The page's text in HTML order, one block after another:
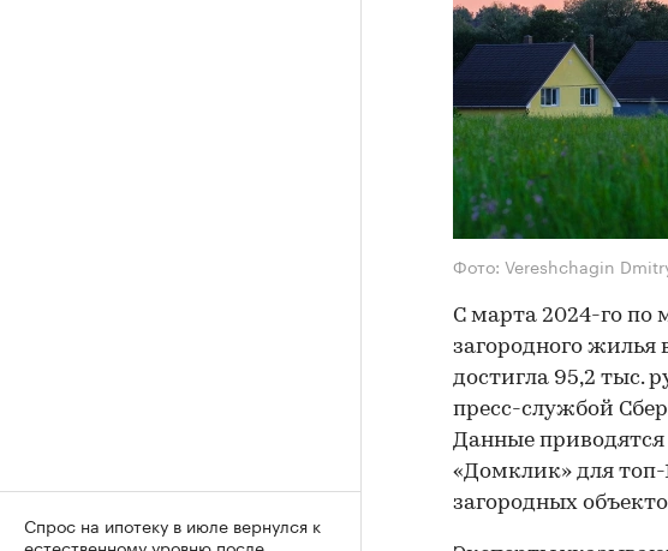
Фото: Vereshchagin
С марта 2024-го по
загородного жилья
достигла 95,2 тыс.
пресс-службой
Данные
«Домклик» для
загородных
Спрос на ипотеку в июле вернулся к